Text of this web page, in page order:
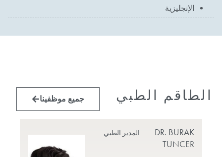
الإنجليزية
الطاقم الطبي جميع موظفينا
DR. BURAK
TUNCER
المدير الطبي